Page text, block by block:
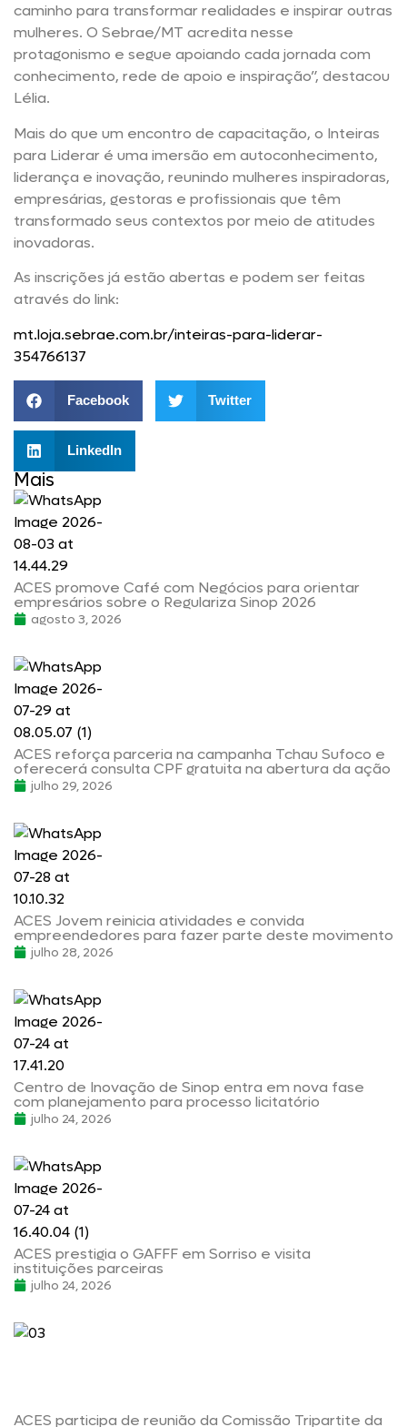
caminho para transformar realidades e inspirar outras
mulheres. O Sebrae/MT acredita nesse
protagonismo e segue apoiando cada jornada com
conhecimento, rede de apoio e inspiração”, destacou
Lélia.
Mais do que um encontro de capacitação, o Inteiras
para Liderar é uma imersão em autoconhecimento,
liderança e inovação, reunindo mulheres inspiradoras,
empresárias, gestoras e profissionais que têm
transformado seus contextos por meio de atitudes
inovadoras.
As inscrições já estão abertas e podem ser feitas
através do link:
mt.loja.sebrae.com.br/inteiras-para-liderar-
354766137
Facebook Twitter
LinkedIn
Mais
ACES promove Café com Negócios para orientar
empresários sobre o Regulariza Sinop 2026
agosto 3, 2026
ACES reforça parceria na campanha Tchau Sufoco e
oferecerá consulta CPF gratuita na abertura da ação
julho 29, 2026
ACES Jovem reinicia atividades e convida
empreendedores para fazer parte deste movimento
julho 28, 2026
Centro de Inovação de Sinop entra em nova fase
com planejamento para processo licitatório
julho 24, 2026
ACES prestigia o GAFFF em Sorriso e visita
instituições parceiras
julho 24, 2026
ACES participa de reunião da Comissão Tripartite da